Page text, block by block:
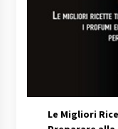
Le Migliori